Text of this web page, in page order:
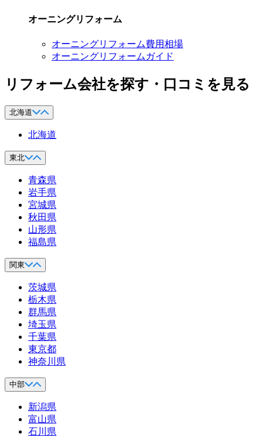
オーニングリフォーム
オーニングリフォーム費用相場
オーニングリフォームガイド
リフォーム会社を探す・口コミを見る
北海道
北海道
東北
青森県
岩手県
宮城県
秋田県
山形県
福島県
関東
茨城県
栃木県
群馬県
埼玉県
千葉県
東京都
神奈川県
中部
新潟県
富山県
石川県